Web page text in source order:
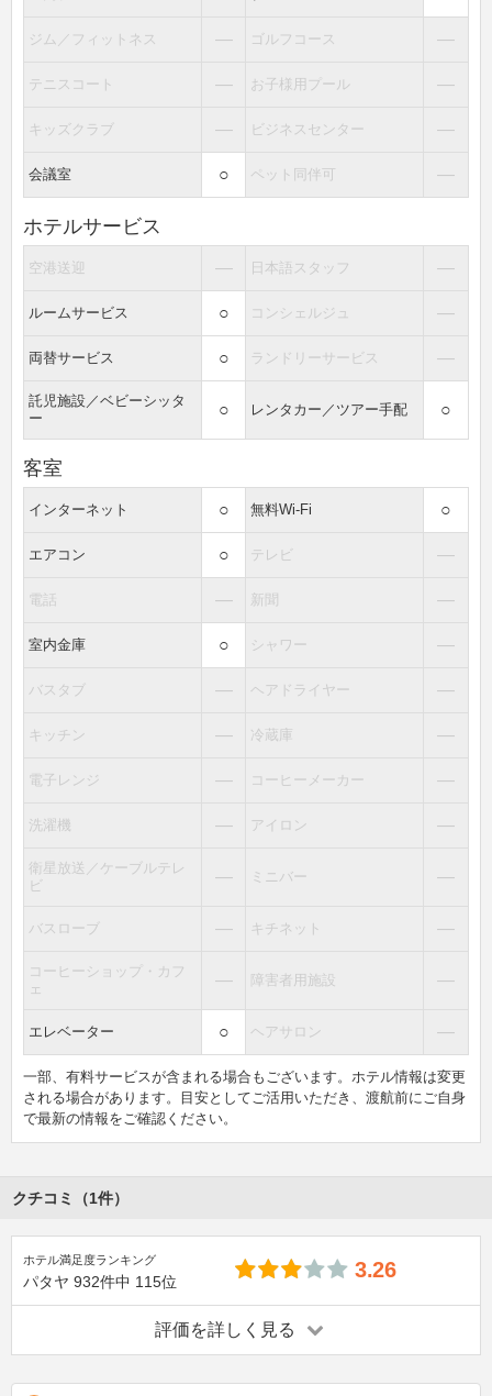
ジム／フィットネス ― ゴルフコース ―
テニスコート ― お子様用プール ―
キッズクラブ ― ビジネスセンター ―
会議室 ○ ペット同伴可 ―
ホテルサービス
空港送迎 ― 日本語スタッフ ―
ルームサービス ○ コンシェルジュ ―
両替サービス ○ ランドリーサービス ―
託児施設／ベビーシッタ
ー
○ レンタカー／ツアー手配 ○
客室
インターネット ○ 無料Wi-Fi ○
エアコン ○ テレビ ―
電話 ― 新聞 ―
室内金庫 ○ シャワー ―
バスタブ ― ヘアドライヤー ―
キッチン ― 冷蔵庫 ―
電子レンジ ― コーヒーメーカー ―
洗濯機 ― アイロン ―
衛星放送／ケーブルテレ
ビ
― ミニバー ―
バスローブ ― キチネット ―
コーヒーショップ・カフ
ェ
― 障害者用施設 ―
エレベーター ○ ヘアサロン ―
一部、有料サービスが含まれる場合もございます。ホテル情報は変更
される場合があります。目安としてご活用いただき、渡航前にご自身
で最新の情報をご確認ください。
クチコミ（1件）
ホテル満足度ランキング
パタヤ 932件中 115位 3.26
評価を詳しく見る